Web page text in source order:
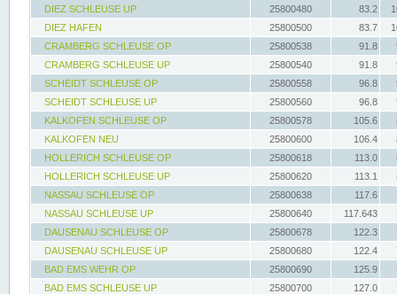
DIEZ SCHLEUSE UP
25800480 83.2
DIEZ HAFEN
25800500 83.7
CRAMBERG SCHLEUSE OP
25800538 91.8
CRAMBERG SCHLEUSE UP
25800540 91.8
SCHEIDT SCHLEUSE OP
25800558 96.8
SCHEIDT SCHLEUSE UP
25800560 96.8
KALKOFEN SCHLEUSE OP
25800578 105.6
KALKOFEN NEU
25800600 106.4
HOLLERICH SCHLEUSE OP
25800618 113.0
HOLLERICH SCHLEUSE UP
25800620 113.1
NASSAU SCHLEUSE OP
25800638 117.6
NASSAU SCHLEUSE UP
25800640 117.643
DAUSENAU SCHLEUSE OP
25800678 122.3
DAUSENAU SCHLEUSE UP
25800680 122.4
BAD EMS WEHR OP
25800690 125.9
BAD EMS SCHLEUSE UP
25800700 127.0